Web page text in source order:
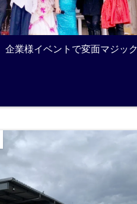
業様イベントで変面マジッ